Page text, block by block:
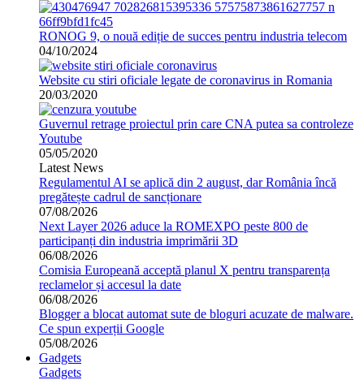
RONOG 9, o nouă ediție de succes pentru industria telecom
04/10/2024
Website cu stiri oficiale legate de coronavirus in Romania
20/03/2020
Guvernul retrage proiectul prin care CNA putea sa controleze
Youtube
05/05/2020
Latest News
Regulamentul AI se aplică din 2 august, dar România încă
pregătește cadrul de sancționare
07/08/2026
Next Layer 2026 aduce la ROMEXPO peste 800 de
participanți din industria imprimării 3D
06/08/2026
Comisia Europeană acceptă planul X pentru transparența
reclamelor și accesul la date
06/08/2026
Blogger a blocat automat sute de bloguri acuzate de malware.
Ce spun experții Google
05/08/2026
Gadgets
Gadgets